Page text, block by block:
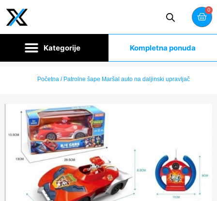
0
Kompletna ponuda
Početna/ Patrolne šape Maršal auto na daljinski upravljač